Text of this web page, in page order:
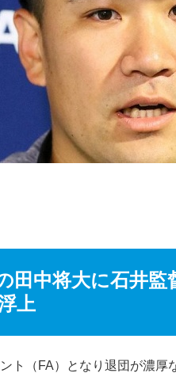
の田中将大に石井
上
ト（FA）となり退団が濃